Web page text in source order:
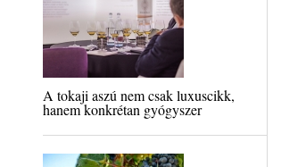
A tokaji aszú nem csak luxuscikk,
hanem konkrétan gyógyszer